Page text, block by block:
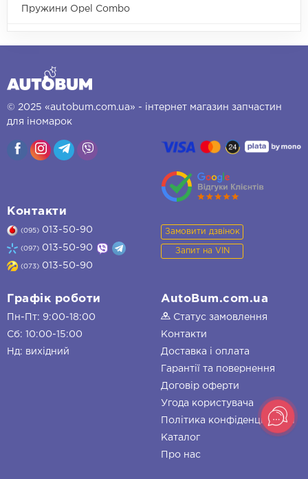
Пружини Opel Combo
© 2025 «autobum.com.ua» - інтернет магазин запчастин
для іномарок
Контакти
(095) 013-50-90
(097) 013-50-90
(073) 013-50-90
Замовити дзвінок
Запит на VIN
Графік роботи
Пн-Пт: 9:00-18:00
Сб: 10:00-15:00
Нд: вихідний
AutoBum.com.ua
Статус замовлення
Контакти
Доставка і оплата
Гарантії та повернення
Договір оферти
Угода користувача
Політика конфіденційності
Каталог
Про нас